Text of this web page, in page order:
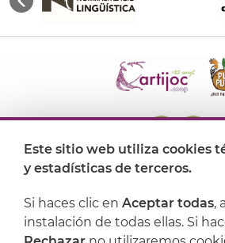
Dónde encontrarnos
Artijoc
Este sitio web utiliza cookies
y estadísticas de terceros.
Si haces clic en Aceptar todas,
instalación de todas ellas. Si